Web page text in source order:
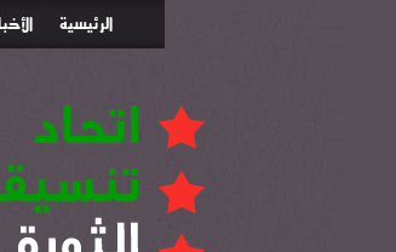
الرئيسية